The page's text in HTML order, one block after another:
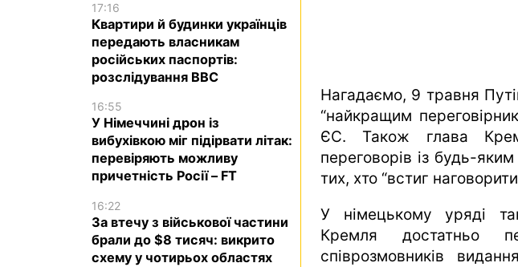
Нагадаємо, 9 травня
“найкращим
ЄС. Також глава
переговорів із будь-
тих, хто “встиг
У німецькому уряді
Кремля достатньо
співрозмовників
17:16
Квартири й будинки українців
передають власникам
російських паспортів:
розслідування BBC
16:55
У Німеччині дрон із
вибухівкою міг підірвати літак:
перевіряють можливу
причетність Росії – FT
16:22
За втечу з військової частини
брали до $8 тисяч: викрито
схему у чотирьох областях